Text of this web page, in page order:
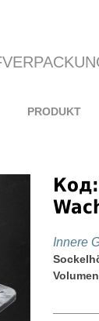
PRODUKT
Іnnere